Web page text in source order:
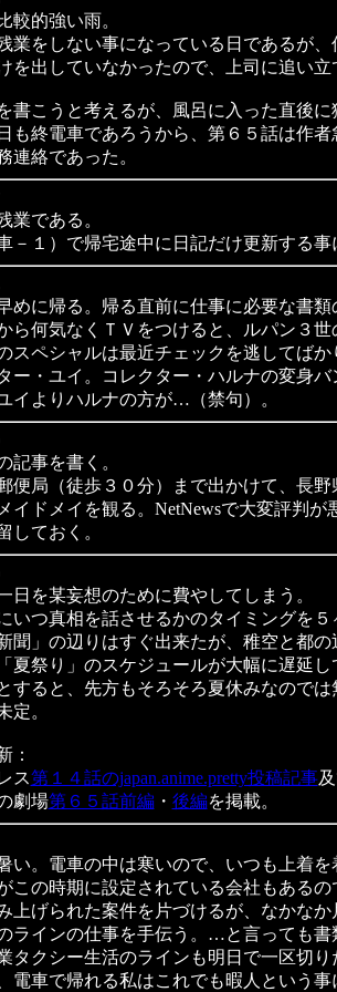
的強い雨。
をしない事になっている日であるが、
出していなかったので、上司に追い立
こうと考えるが、風呂に入った直後に
も終電車であろうから、第６５話は作
絡であった。
である。
１）で帰宅途中に日記だけ更新する事
に帰る。帰る直前に仕事に必要な書類
何気なくＴＶをつけると、ルパン３世
ペシャルは最近チェックを逃してばか
・ユイ。コレクター・ハルナの変身バ
イよりハルナの方が…（禁句）。
事を書く。
局（徒歩３０分）まで出かけて、長野
イドメイを観る。NetNewsで大変評判が
しておく。
を某妄想のために費やしてしまう。
いつ真相を話させるかのタイミングを
」の辺りはすぐ出来たが、稚空と都の
夏祭り」のスケジュールが大幅に遅延
ると、先方もそろそろ夏休みなのでは
。
：
ス第１４話のjapan.anime.pretty投稿記事
劇場第６５話前編・ 後編を掲載。
。電車の中は寒いので、いつも上着を
の時期に設定されている会社もあるの
げられた案件を片づけるが、なかなか
ラインの仕事を手伝う。…と言っても書
クシー生活のラインも明日で一区切り
車で帰れる私はこれでも暇人という事